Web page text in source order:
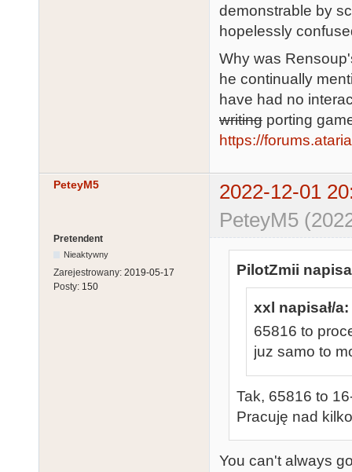
demonstrable by
hopelessly
Why was
he continually
have had no
writing porting
https://
PeteyM5
2022-12-01
PeteyM5
Pretendent
Nieaktywny
Zarejestrowany: 2019-05-17
Posty: 150
PilotZmii
xxl napisał/a:
65816 to
juz samo to
Tak, 65816 to
Pracuję nad
You can't always